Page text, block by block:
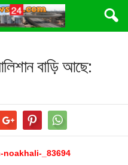
বাড়ি আছে: